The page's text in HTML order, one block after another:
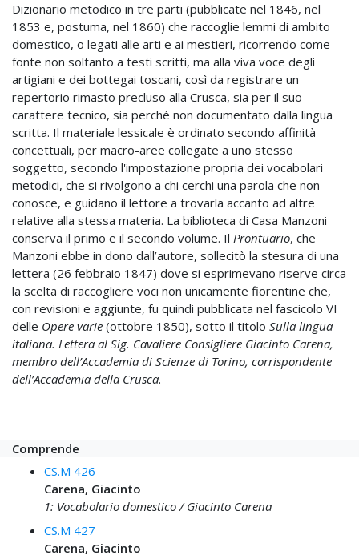
Dizionario metodico in tre parti (pubblicate nel 1846, nel
1853 e, postuma, nel 1860) che raccoglie lemmi di ambito
domestico, o legati alle arti e ai mestieri, ricorrendo come
fonte non soltanto a testi scritti, ma alla viva voce degli
artigiani e dei bottegai toscani, così da registrare un
repertorio rimasto precluso alla Crusca, sia per il suo
carattere tecnico, sia perché non documentato dalla lingua
scritta. Il materiale lessicale è ordinato secondo affinità
concettuali, per macro-aree collegate a uno stesso
soggetto, secondo l'impostazione propria dei vocabolari
metodici, che si rivolgono a chi cerchi una parola che non
conosce, e guidano il lettore a trovarla accanto ad altre
relative alla stessa materia. La biblioteca di Casa Manzoni
conserva il primo e il secondo volume. Il Prontuario, che
Manzoni ebbe in dono dall’autore, sollecitò la stesura di una
lettera (26 febbraio 1847) dove si esprimevano riserve circa
la scelta di raccogliere voci non unicamente fiorentine che,
con revisioni e aggiunte, fu quindi pubblicata nel fascicolo VI
delle Opere varie (ottobre 1850), sotto il titolo Sulla lingua
italiana. Lettera al Sig. Cavaliere Consigliere Giacinto Carena,
membro dell’Accademia di Scienze di Torino, corrispondente
dell’Accademia della Crusca.
Comprende
CS.M 426
Carena, Giacinto
1: Vocabolario domestico / Giacinto Carena
CS.M 427
Carena, Giacinto